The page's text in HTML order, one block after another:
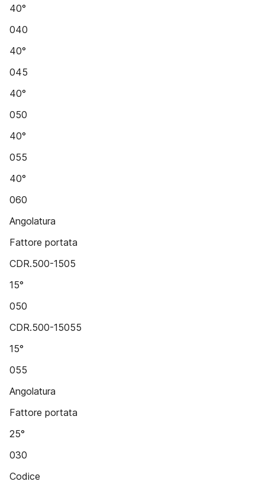
40°
040
40°
045
40°
050
40°
055
40°
060
Angolatura
Fattore portata
CDR.500-1505
15°
050
CDR.500-15055
15°
055
Angolatura
Fattore portata
25°
030
Codice